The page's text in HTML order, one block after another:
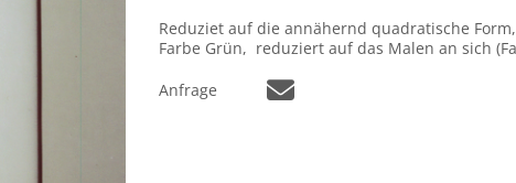
Reduziet auf die annähernd quadratische
Farbe Grün, reduziert auf das Malen an sich
Anfrage